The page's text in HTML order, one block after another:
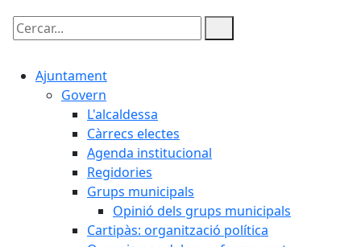
Cercar:
Ajuntament
Govern
L'alcaldessa
Càrrecs electes
Agenda institucional
Regidories
Grups municipals
Opinió dels grups municipals
Cartipàs: organització política